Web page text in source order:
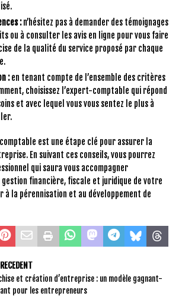
:n’hésitez pas à demander des témoignages
ou à consulter les avis en ligne pour vous faire
de la qualité du service proposé par chaque
:en tenant compte de l’ensemble des critères
choisissez l’expert-comptable qui répond
et avec lequel vous vous sentez le plus à
est une étape clé pour assurer la
En suivant ces conseils, vous pourrez
qui saura vous accompagner
financière, fiscale et juridique de votre
la pérennisation et au développement de
et création d’entreprise : un modèle gagnant-
pour les entrepreneurs